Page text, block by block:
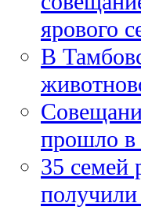
ярового
В
прошло в
35 семей